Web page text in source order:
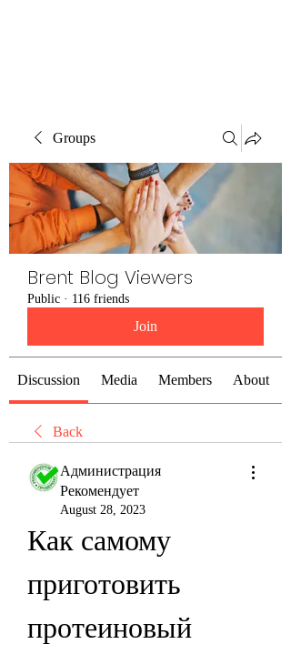
Groups
Brent Blog Viewers
Public · 116 friends
Join
Discussion Media Members About
Back
Администрация
Рекомендует
August 28, 2023
Как самому
приготовить
протеиновый